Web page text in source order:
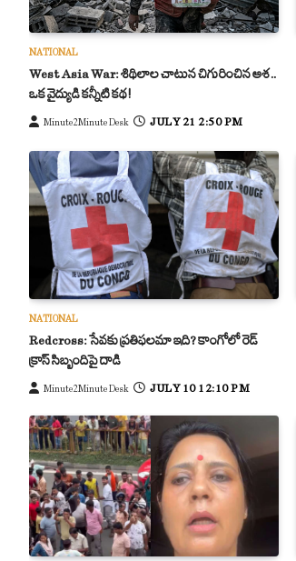
NATIONAL
West Asia War: శిథిలాల చాటున చిగురించిన ఆశ..
ఒక వైద్యుడి కన్నీటి కథ!
Minute2Minute Desk JULY 21 2:50 PM
NATIONAL
Redcross: సేవకు ప్రతిఫలమా ఇది? కాంగోలో రెడ్
క్రాస్ సిబ్బందిపై దాడి
Minute2Minute Desk JULY 10 12:10 PM